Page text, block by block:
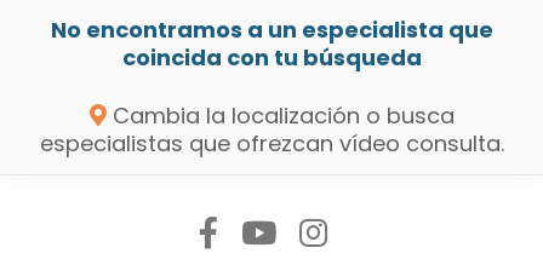
No encontramos a un especialista que
coincida con tu búsqueda
Cambia la localización o busca
especialistas que ofrezcan vídeo consulta.